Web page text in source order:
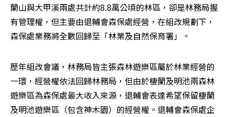
蘭山與大甲溪兩處共計約8.8萬公頃的林區，卻是林務局握
有管理權，但主要由退輔會森保處經營，在組改規劃下，
森保處業務將全數回歸至「林業及自然保育署」。
歷年組改會議，林務局皆主張森林遊樂區屬於林業經營的
一環，經營權依法回歸林務局，但由於棲蘭及明池兩森林
遊樂區為森保處最大收入來源，退輔會表達希望保留棲蘭
及明池遊樂區（包含神木園）的經營權。退輔會森保處企